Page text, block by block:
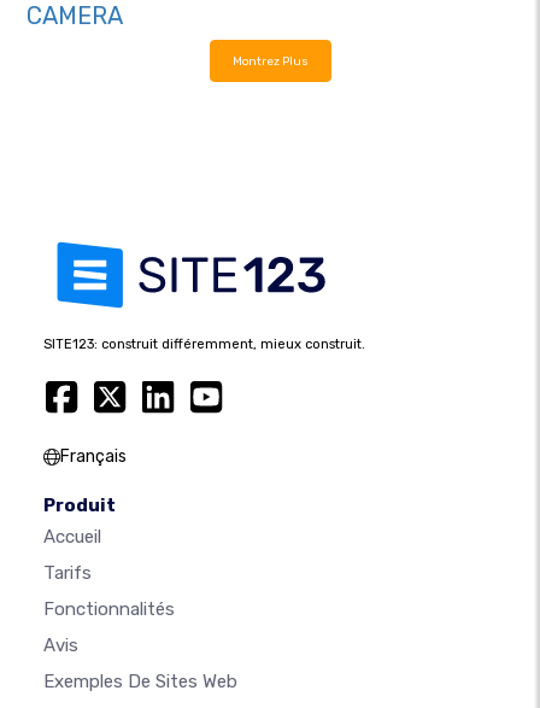
CAMERA
Montrez Plus
SITE123: construit différemment, mieux construit.
Français
Produit
Accueil
Tarifs
Fonctionnalités
Avis
Exemples De Sites Web